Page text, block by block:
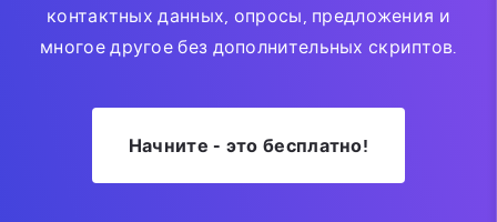
контактных данных, опросы, предложения и
многое другое без дополнительных скриптов.
Начните - это бесплатно!